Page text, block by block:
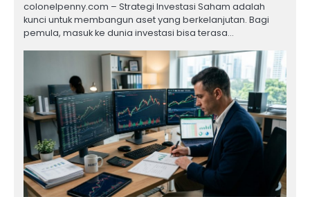
colonelpenny.com – Strategi Investasi Saham adalah
kunci untuk membangun aset yang berkelanjutan. Bagi
pemula, masuk ke dunia investasi bisa terasa…